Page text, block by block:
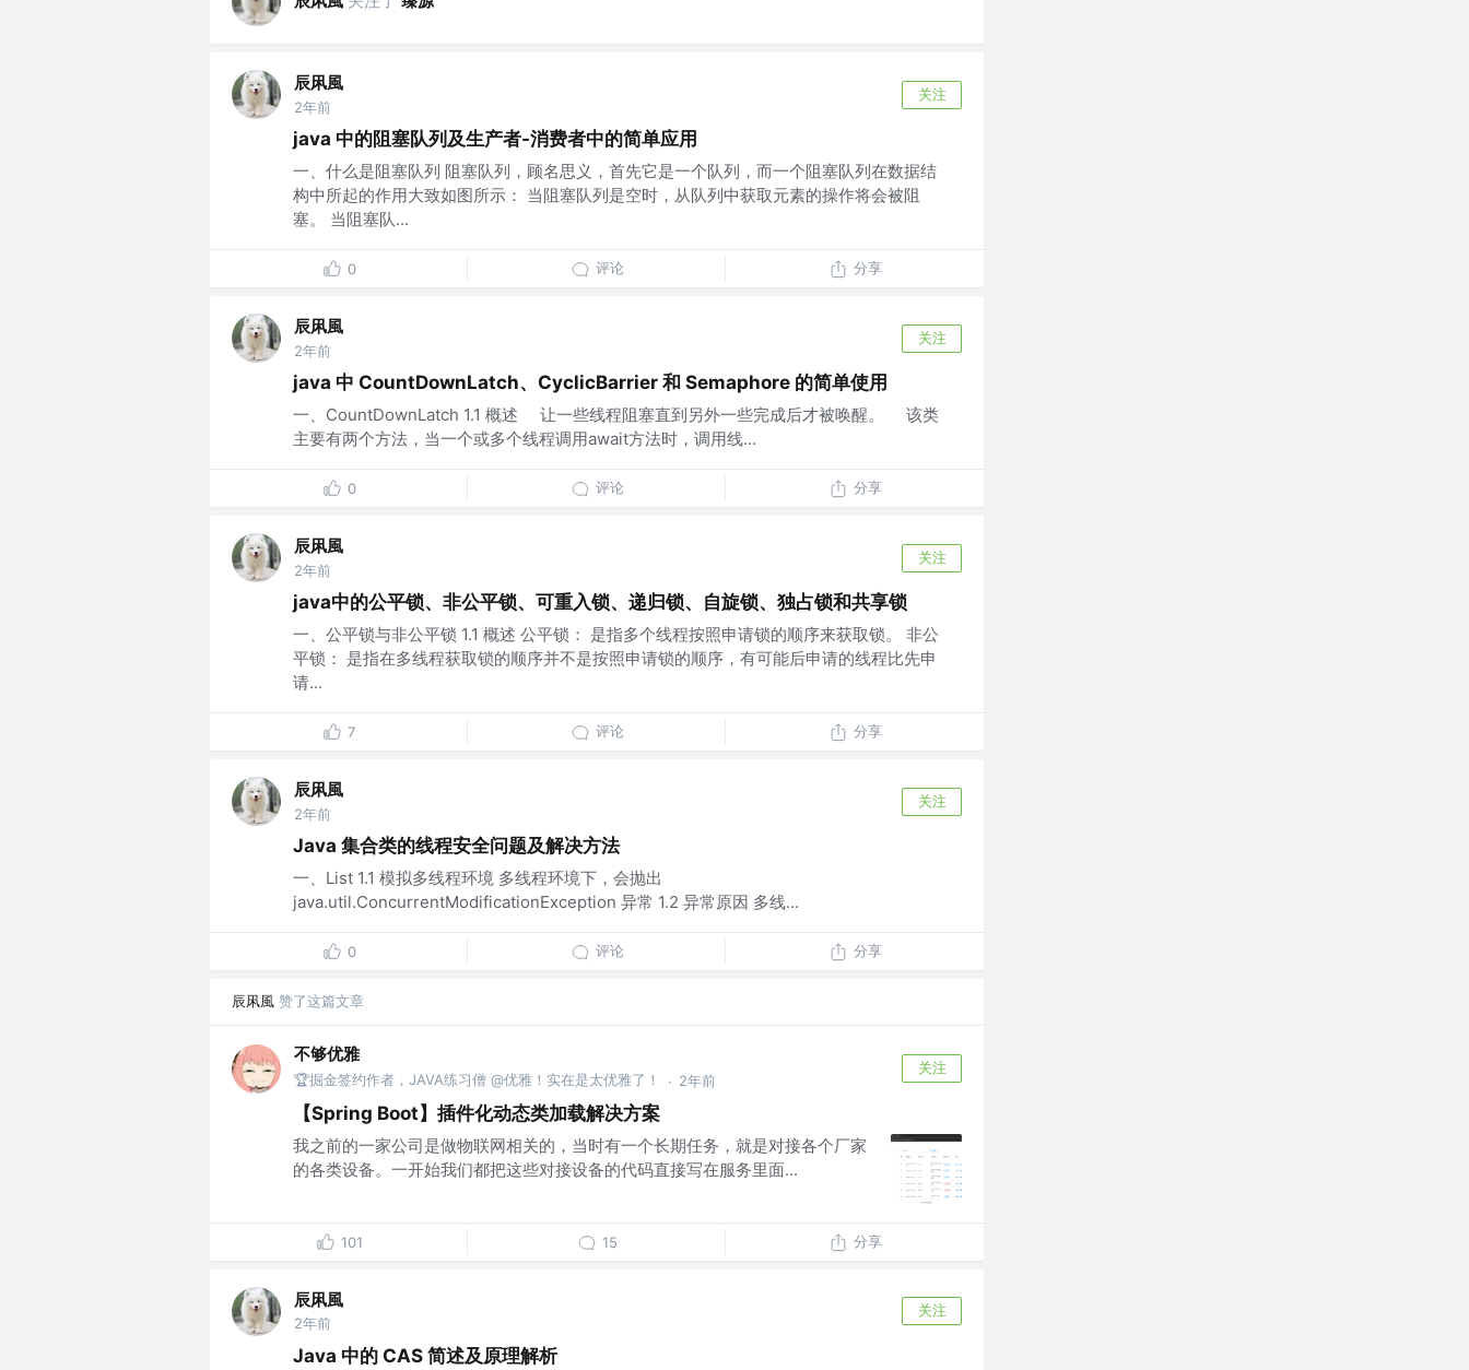
辰凩風
2年前
关注
java 中的阻塞队列及生产者-消费者中的简单应用
一、什么是阻塞队列 阻塞队列，顾名思义，首先它是一个队列，而一个阻塞队列在数据结
构中所起的作用大致如图所示： 当阻塞队列是空时，从队列中获取元素的操作将会被阻
塞。 当阻塞队...
0 评论 分享
辰凩風
2年前
关注
java 中 CountDownLatch、CyclicBarrier 和 Semaphore 的简单使用
一、CountDownLatch 1.1 概述 让一些线程阻塞直到另外一些完成后才被唤醒。 该类
主要有两个方法，当一个或多个线程调用await方法时，调用线...
0 评论 分享
辰凩風
2年前
关注
java中的公平锁、非公平锁、可重入锁、递归锁、自旋锁、独占锁和共享锁
一、公平锁与非公平锁 1.1 概述 公平锁： 是指多个线程按照申请锁的顺序来获取锁。 非公
平锁： 是指在多线程获取锁的顺序并不是按照申请锁的顺序，有可能后申请的线程比先申
请...
7 评论 分享
辰凩風
2年前
关注
Java 集合类的线程安全问题及解决方法
一、List 1.1 模拟多线程环境 多线程环境下，会抛出
java.util.ConcurrentModificationException 异常 1.2 异常原因 多线...
0 评论 分享
辰凩風 赞了这篇文章
不够优雅
🏆掘金签约作者，JAVA练习僧 @优雅！实在是太优雅了！ · 2年前
关注
【Spring Boot】插件化动态类加载解决方案
我之前的一家公司是做物联网相关的，当时有一个长期任务，就是对接各个厂家
的各类设备。一开始我们都把这些对接设备的代码直接写在服务里面...
101 15 分享
辰凩風
2年前
关注
Java 中的 CAS 简述及原理解析